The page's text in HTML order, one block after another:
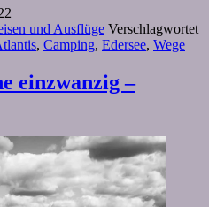
und Ausflüge Verschlagwortet
, Camping, Edersee, Wege
einzwanzig –